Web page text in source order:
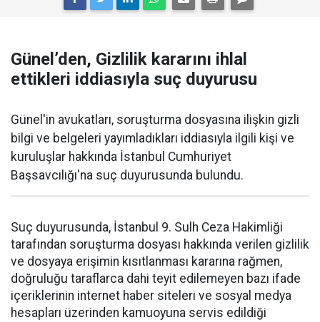
Günel’den, Gizlilik kararını ihlal
ettikleri iddiasıyla suç duyurusu
Günel'in avukatları, soruşturma dosyasına ilişkin gizli
bilgi ve belgeleri yayımladıkları iddiasıyla ilgili kişi ve
kuruluşlar hakkında İstanbul Cumhuriyet
Başsavcılığı'na suç duyurusunda bulundu.
Suç duyurusunda, İstanbul 9. Sulh Ceza Hakimliği
tarafından soruşturma dosyası hakkında verilen gizlilik
ve dosyaya erişimin kısıtlanması kararına rağmen,
doğruluğu taraflarca dahi teyit edilemeyen bazı ifade
içeriklerinin internet haber siteleri ve sosyal medya
hesapları üzerinden kamuoyuna servis edildiği